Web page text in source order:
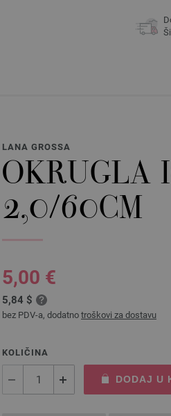
LANA GROSSA
OKRUGLA
2,0/60CM
5,00 €
5,84 $
bez PDV-a, dodatno troškovi za dostavu
KOLIČINA
DODAJ U